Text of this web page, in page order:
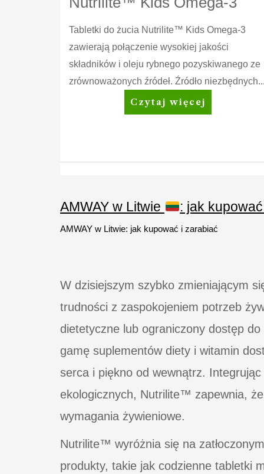
Tabletki do żucia Nutrilite™ Kids Omega-3
zawierają połączenie wysokiej jakości
składników i oleju rybnego pozyskiwanego ze
zrównoważonych źródeł. Źródło niezbędnych...
Nutrilite™
Kids
Czytaj więcej
AMWAY w Litwie : jak
AMWAY w Litwie: jak kupować i zarabiać
W dzisiejszym szybko zmieniającym
trudności z zaspokojeniem potrzeb
dietetyczne lub ograniczony dostęp
gamę suplementów diety i witamin
serca i piękno od wewnątrz.
ekologicznych, Nutrilite™ zapewnia,
wymagania żywieniowe.
Nutrilite™ wyróżnia się na
produkty, takie jak codzienne tabletki